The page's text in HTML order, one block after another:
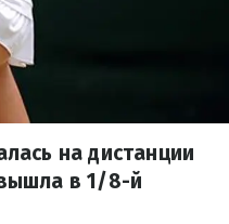
на дистанции
в 1/8-й